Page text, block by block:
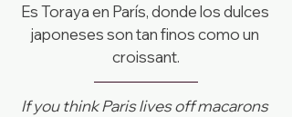
Es Toraya en París, donde los dulces
japoneses son tan finos como un
croissant.
If you think Paris lives off macarons